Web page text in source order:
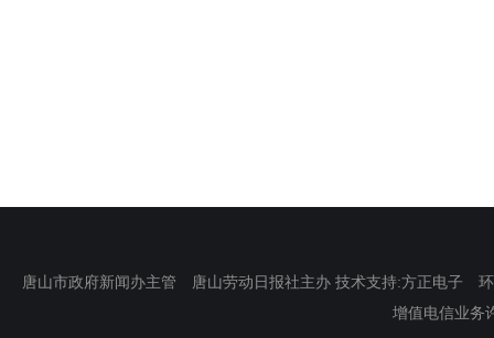
唐山市政府新闻办主管 唐山劳动日报社主办 技术支持:方正电子
增值电信业务